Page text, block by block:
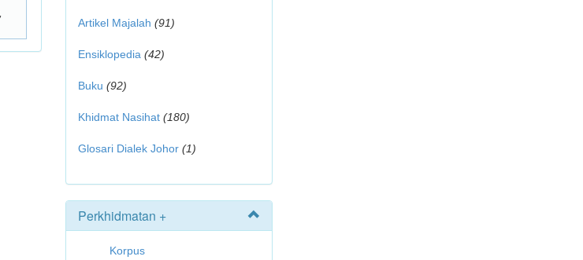
Artikel Majalah (91)
Ensiklopedia (42)
Buku (92)
Khidmat Nasihat (180)
Glosari Dialek Johor (1)
Perkhidmatan +
Korpus